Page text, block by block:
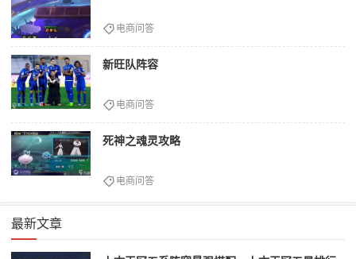
电商问答
新旺队阵容
电商问答
死神之魂灵攻略
电商问答
最新文章